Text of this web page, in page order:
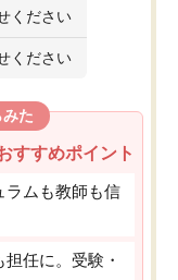
ください
ください
た
すすめポイント
ラムも教師も信
任に。受験・